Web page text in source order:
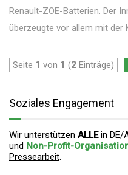
Renault-ZOE-Batterien. Der
überzeugte vor allem mit der
Seite 1 von 1 (2 Einträge)
Soziales Engagement
Wir unterstützen ALLEin DE/
und Non-Profit-
Pressearbeit.